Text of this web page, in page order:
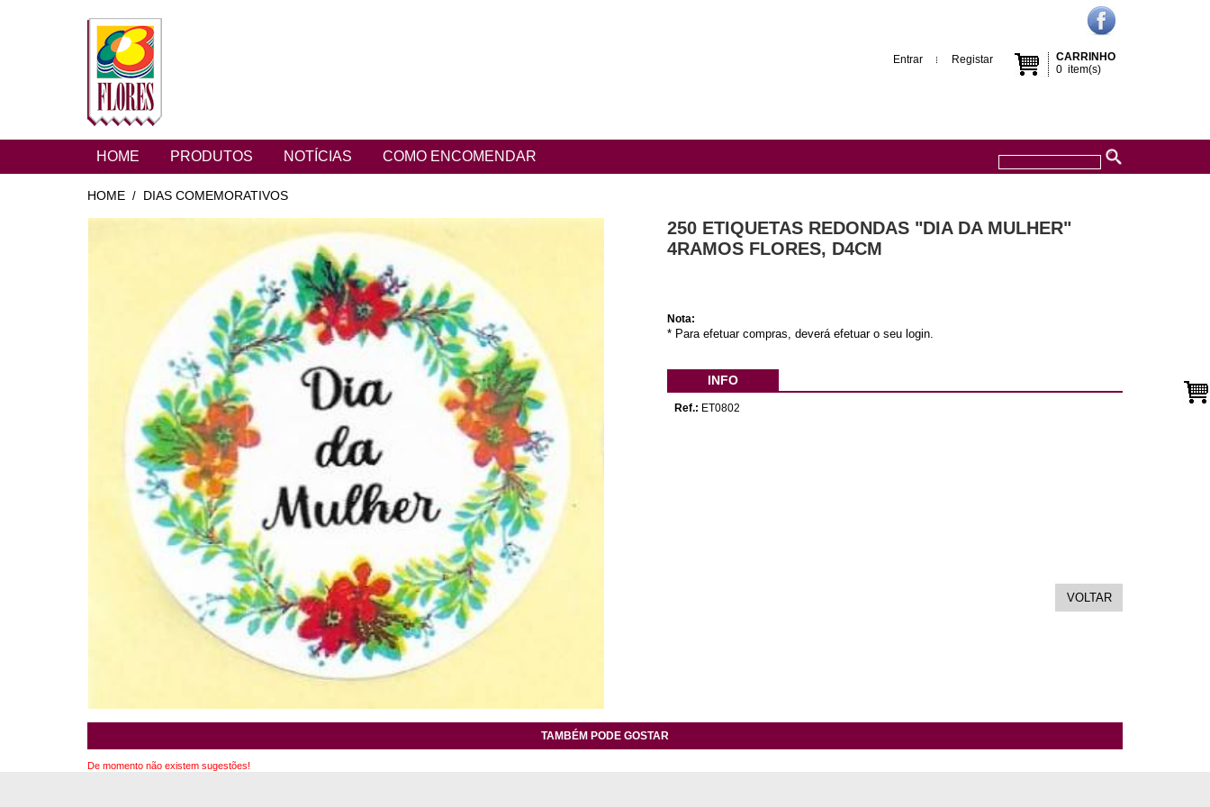
CARRINHO
0 item(s)
Entrar Registar
HOME PRODUTOS NOTÍCIAS COMO ENCOMENDAR
HOME / DIAS COMEMORATIVOS
250 ETIQUETAS REDONDAS "DIA DA MULHER"
4RAMOS FLORES, D4CM
Nota:
* Para efetuar compras, deverá efetuar o seu login.
INFO
Ref.: ET0802
TAMBÉM PODE GOSTAR
De momento não existem sugestões!